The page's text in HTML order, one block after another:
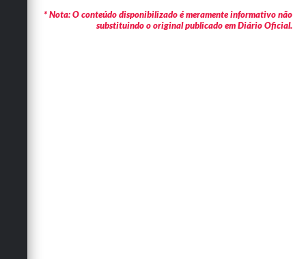
* Nota: O conteúdo disponibilizado é meramente informativo não
substituindo o original publicado em Diário Oficial.